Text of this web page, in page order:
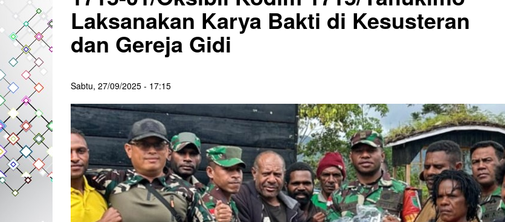
Laksanakan Karya Bakti di Kesusteran
dan Gereja Gidi
Sabtu, 27/09/2025 - 17:15